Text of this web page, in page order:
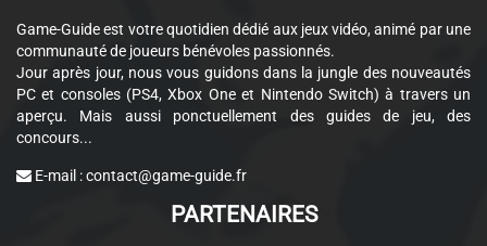
Game-Guide est votre quotidien dédié aux jeux vidéo, animé par une
communauté de joueurs bénévoles passionnés.
Jour après jour, nous vous guidons dans la jungle des nouveautés
PC et consoles (PS4, Xbox One et Nintendo Switch) à travers un
aperçu. Mais aussi ponctuellement des guides de jeu, des
concours...
E-mail :contact@game-guide.fr
PARTENAIRES